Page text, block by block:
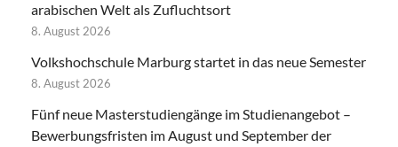
arabischen Welt als Zufluchtsort
8. August 2026
Volkshochschule Marburg startet in das neue Semester
8. August 2026
Fünf neue Masterstudiengänge im Studienangebot –
Bewerbungsfristen im August und September der